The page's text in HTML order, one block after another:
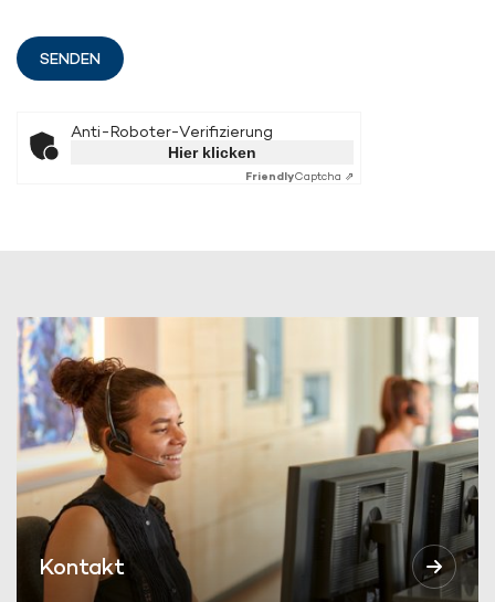
Anti-Roboter-Verifizierung
Hier klicken
FriendlyCaptcha ⇗
Kontakt